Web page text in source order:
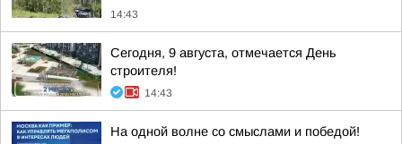
14:43
Сегодня, 9 августа, отмечается День
строителя!
14:43
На одной волне со смыслами и победой!